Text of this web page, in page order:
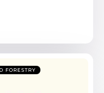
FORESTRY